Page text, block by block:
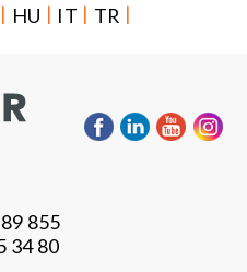
| HU | IT | TR |
855
34 80